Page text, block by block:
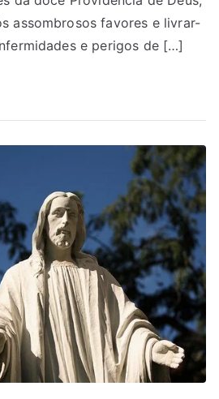
assombrosos favores e livrar-
e perigos de […]